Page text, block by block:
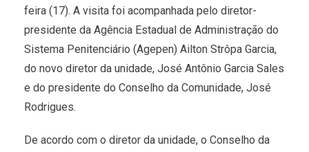
feira (17). A visita foi acompanhada pelo diretor-
presidente da Agência Estadual de Administração do
Sistema Penitenciário (Agepen) Ailton Strôpa Garcia,
do novo diretor da unidade, José Antônio Garcia Sales
e do presidente do Conselho da Comunidade, José
Rodrigues.
De acordo com o diretor da unidade, o Conselho da